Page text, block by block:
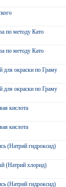
по методу Като
по методу Като
для окраски по Граму
для окраски по Граму
кислота
кислота
(Натрий гидроксид)
(Натрий хлорид)
(Натрий гидроксид)